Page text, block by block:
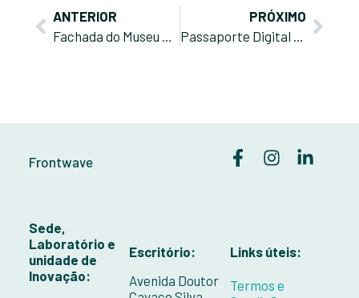
ANTERIOR
PRÓXIMO
Frontwave
Sede,
Laboratório e
unidade de
Inovação:
Escritório:
Avenida Doutor
Links úteis:
Termos e